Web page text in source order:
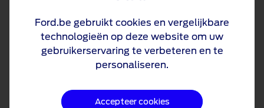
Ford.be gebruikt cookies en vergelijkbare
technologieën op deze website om uw
gebruikerservaring te verbeteren en te
personaliseren.
Accepteer cookies